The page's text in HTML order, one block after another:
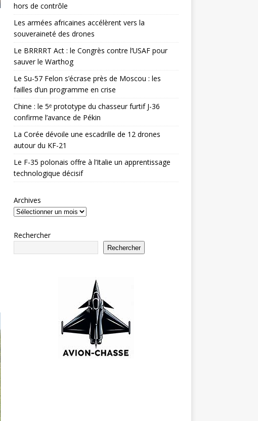
hors de contrôle
Les armées africaines accélèrent vers la
souveraineté des drones
Le BRRRRT Act : le Congrès contre l’USAF pour
sauver le Warthog
Le Su-57 Felon s’écrase près de Moscou : les
failles d’un programme en crise
Chine : le 5ᵉ prototype du chasseur furtif J-36
confirme l’avance de Pékin
La Corée dévoile une escadrille de 12 drones
autour du KF-21
Le F-35 polonais offre à l’Italie un apprentissage
technologique décisif
Archives
Rechercher
Rechercher